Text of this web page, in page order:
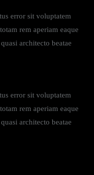
error sit voluptatem
rem aperiam eaque
architecto beatae
error sit voluptatem
rem aperiam eaque
architecto beatae